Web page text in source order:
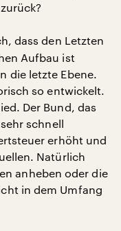
dass den Letzten
Aufbau ist
die letzte Ebene.
so entwickelt.
Der Bund, das
schnell
erhöht und
Natürlich
anheben oder die
in dem Umfang